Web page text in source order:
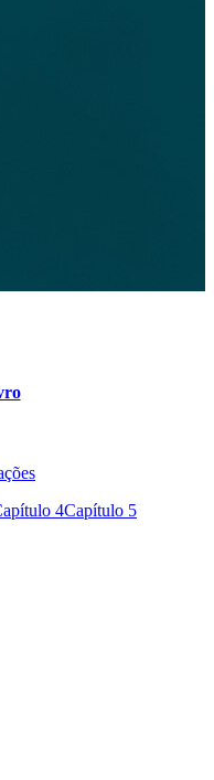
4Capítulo 5